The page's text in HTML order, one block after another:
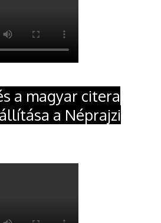
a magyar citera
a Néprajzi